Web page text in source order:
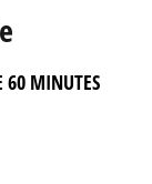
60 MINUTES